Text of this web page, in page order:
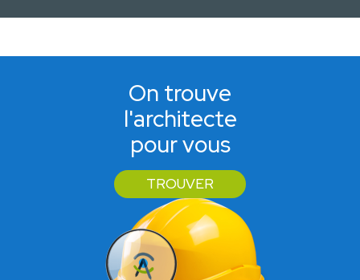
On trouve
l'architecte
pour vous
TROUVER